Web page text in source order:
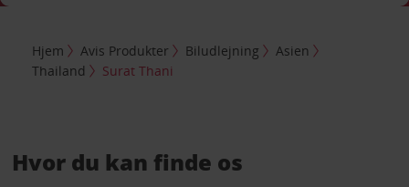
Hjem Avis Produkter Biludlejning
Asien
Thailand
Surat Thani
Hvor du kan finde os